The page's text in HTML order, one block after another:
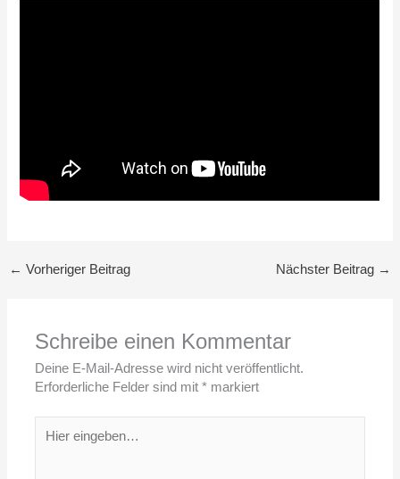
← Vorheriger Beitrag Nächster Beitrag →
Schreibe einen Kommentar
Deine E-Mail-Adresse wird nicht veröffentlicht.
Erforderliche Felder sind mit* markiert
eingeben…